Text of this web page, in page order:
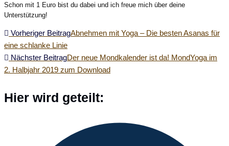
Schon mit 1 Euro bist du dabei und ich freue mich über deine
Unterstützung!
Weitere
Artikel
ansehen
Vorheriger BeitragAbnehmen mit Yoga – Die besten Asanas für
eine schlanke Linie
Nächster BeitragDer neue Mondkalender ist da! MondYoga im
2. Halbjahr 2019 zum Download
Hier wird geteilt: